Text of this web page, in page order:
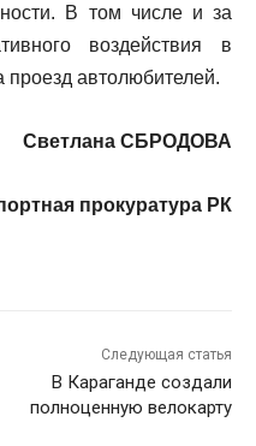
В том числе и за
воздействия в
автолюбителей.
Светлана СБРОДОВА
прокуратура РК
Следующая статья
В Караганде создали
полноценную велокарту